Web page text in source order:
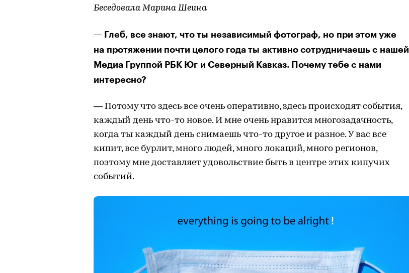
Беседовала Марина Шеина
— Глеб, все знают, что ты независимый фотограф, но при этом уже
на протяжении почти целого года ты активно сотрудничаешь с нашей
Медиа Группой РБК Юг и Северный Кавказ. Почему тебе с нами
интересно?
— Потому что здесь все очень оперативно, здесь происходят события,
каждый день что-то новое. И мне очень нравится многозадачность,
когда ты каждый день снимаешь что-то другое и разное. У вас все
кипит, все бурлит, много людей, много локаций, много регионов,
поэтому мне доставляет удовольствие быть в центре этих кипучих
событий.